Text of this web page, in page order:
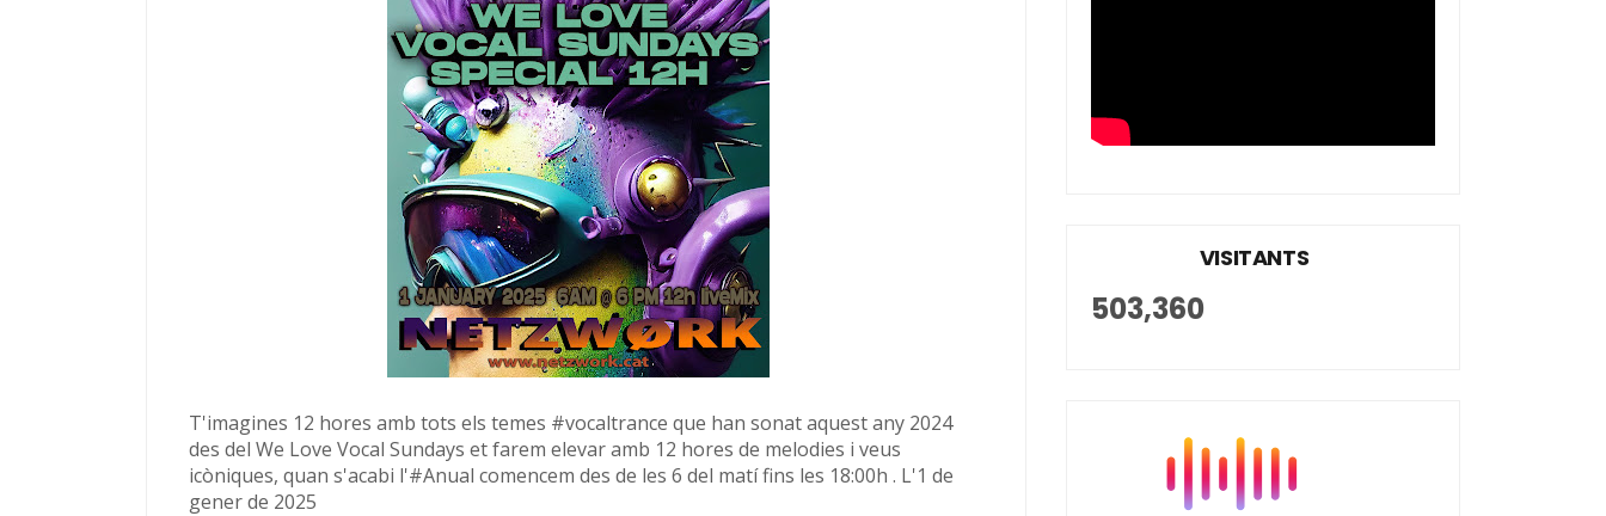
T'imagines 12 hores amb tots els temes #vocaltrance que han sonat aquest any 2024
des del We Love Vocal Sundays et farem elevar amb 12 hores de melodies i veus
icòniques, quan s'acabi l'#Anual comencem des de les 6 del matí fins les 18:00h . L'1 de
gener de 2025
VISITANTS
503,360